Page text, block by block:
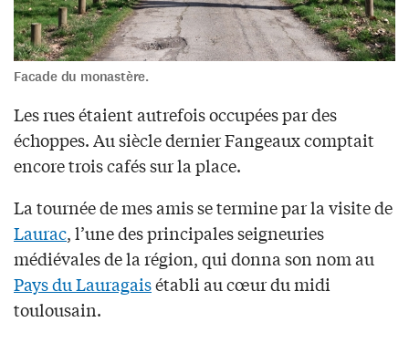
Facade du monastère.
Les rues étaient autrefois occupées par des
échoppes. Au siècle dernier Fangeaux comptait
encore trois cafés sur la place.
La tournée de mes amis se termine par la visite de
Laurac, l’une des principales seigneuries
médiévales de la région, qui donna son nom au
Pays du Lauragaisétabli au cœur du midi
toulousain.